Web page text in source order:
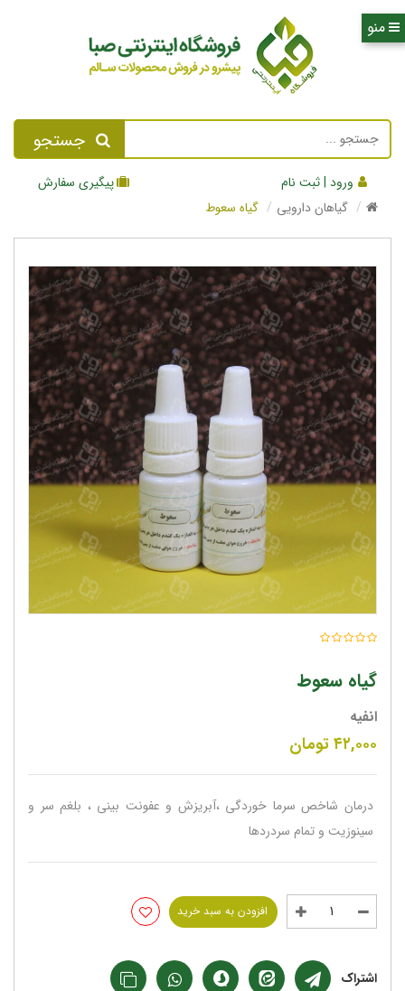
جستجو
ورود | ثبت نام
پیگیری سفارش
گیاهان دارویی
گیاه سعوط
گیاه سعوط
انفیه
۴۲,۰۰۰تومان
درمان شاخص سرما خوردگی ،آبریزش و عفونت بینی ، بلغم سر و
سینوزیت و تمام سردردها
افزودن به سبد خرید
اشتراک